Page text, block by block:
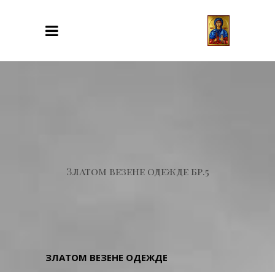
Златом везене одежде бр.5
ЗЛАТОМ ВЕЗЕНЕ ОДЕЖДЕ